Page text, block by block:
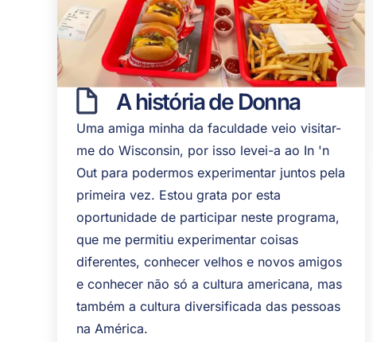
A história de Donna
Uma amiga minha da faculdade veio visitar-
me do Wisconsin, por isso levei-a ao In 'n
Out para podermos experimentar juntos pela
primeira vez. Estou grata por esta
oportunidade de participar neste programa,
que me permitiu experimentar coisas
diferentes, conhecer velhos e novos amigos
e conhecer não só a cultura americana, mas
também a cultura diversificada das pessoas
na América.